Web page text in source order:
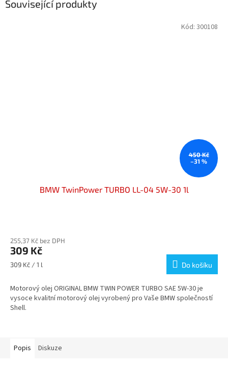
Související produkty
450 Kč
–31 %
BMW TwinPower TURBO LL-04 5W-30 1l
produktu
je
3,6
z
hvězdiček.
255,37 Kč bez DPH
309 Kč
Měrná
309 Kč / 1 l Do košíku
Motorový olej ORIGINAL BMW TWIN POWER TURBO SAE 5W-30 je
vysoce kvalitní motorový olej vyrobený pro Vaše BMW společností
Shell.
Kód: 300108
Popis Diskuze